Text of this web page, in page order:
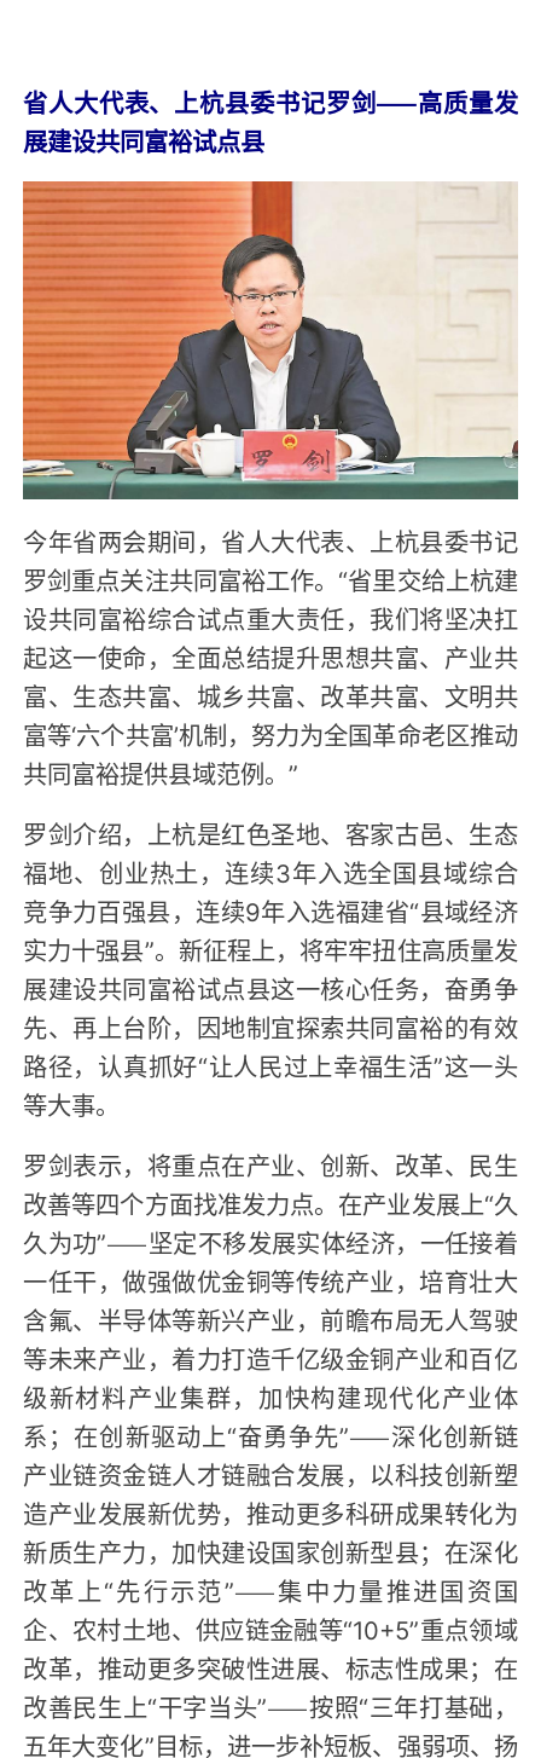
省人大代表、上杭县委书记罗剑——高质量发
展建设共同富裕试点县
今年省两会期间，省人大代表、上杭县委书记
罗剑重点关注共同富裕工作。“省里交给上杭建
设共同富裕综合试点重大责任，我们将坚决扛
起这一使命，全面总结提升思想共富、产业共
富、生态共富、城乡共富、改革共富、文明共
富等‘六个共富’机制，努力为全国革命老区推动
共同富裕提供县域范例。”
罗剑介绍，上杭是红色圣地、客家古邑、生态
福地、创业热土，连续3年入选全国县域综合
竞争力百强县，连续9年入选福建省“县域经济
实力十强县”。新征程上，将牢牢扭住高质量发
展建设共同富裕试点县这一核心任务，奋勇争
先、再上台阶，因地制宜探索共同富裕的有效
路径，认真抓好“让人民过上幸福生活”这一头
等大事。
罗剑表示，将重点在产业、创新、改革、民生
改善等四个方面找准发力点。在产业发展上“久
久为功”——坚定不移发展实体经济，一任接着
一任干，做强做优金铜等传统产业，培育壮大
含氟、半导体等新兴产业，前瞻布局无人驾驶
等未来产业，着力打造千亿级金铜产业和百亿
级新材料产业集群，加快构建现代化产业体
系；在创新驱动上“奋勇争先”——深化创新链
产业链资金链人才链融合发展，以科技创新塑
造产业发展新优势，推动更多科研成果转化为
新质生产力，加快建设国家创新型县；在深化
改革上“先行示范”——集中力量推进国资国
企、农村土地、供应链金融等“10+5”重点领域
改革，推动更多突破性进展、标志性成果；在
改善民生上“干字当头”——按照“三年打基础，
五年大变化”目标，进一步补短板、强弱项、扬